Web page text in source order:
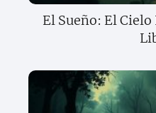
El Sueño: El